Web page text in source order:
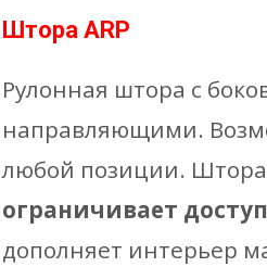
Штора ARP
Рулонная штора с
направляющими.
любой позиции. Штора
ограничивает
дополняет интерьер